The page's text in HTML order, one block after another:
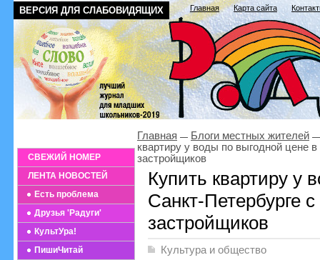
ВЕРСИЯ ДЛЯ СЛАБОВИДЯЩИХ Главная Карта сайта
СВЕЖИЙ НОМЕР
ЛЕНТА НОВОСТЕЙ
Есть проблема
Друзья 'Радуги'
КультУра!
ПишиЧитай
Главная
Блоги местных жителей
квартиру у воды по выгодной цене
застройщиков
Купить квартиру у
Санкт-Петербурге
застройщиков
Культура и общество